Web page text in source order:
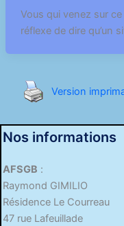
Vous qui venez sur
réflexe de dire qu’un
Version
Nos informations
AFSGB :
Raymond GIMILIO
Résidence Le Courreau
47 rue Lafeuillade